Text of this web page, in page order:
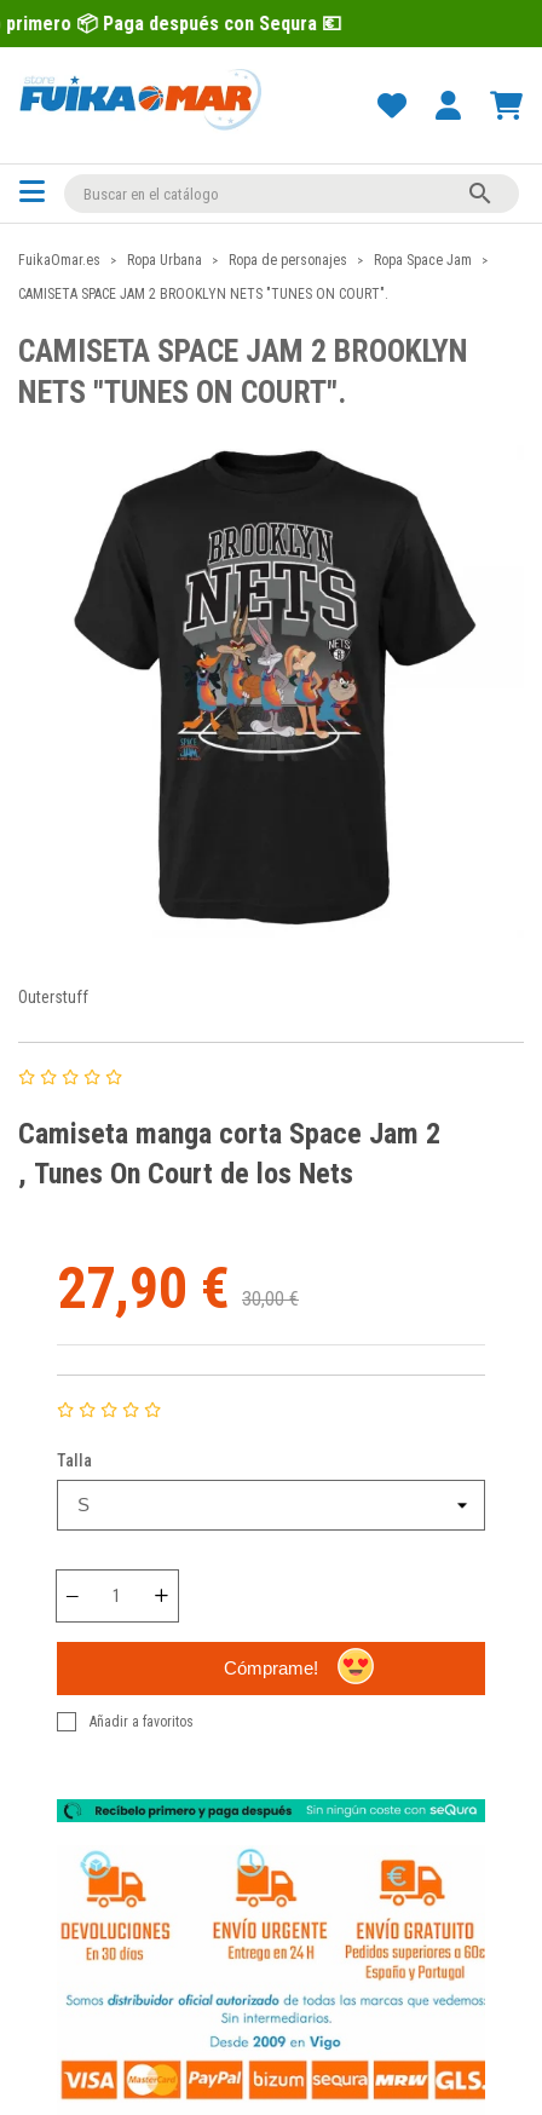
después con Sequra 💶

FuikaOmar.es Ropa Urbana Ropa de personajes
Ropa Space Jam
CAMISETA SPACE JAM 2 BROOKLYN NETS "TUNES ON COURT".
CAMISETA SPACE JAM 2 BROOKLYN
NETS "TUNES ON COURT".
Outerstuff
Camiseta manga corta Space Jam 2
, Tunes On Court de los Nets
27,90 € 30,00 €
Talla
Cómprame!
Añadir a favoritos